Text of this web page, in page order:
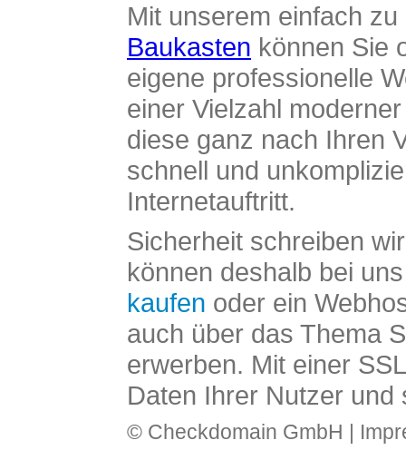
Mit unserem einfach
Baukasten können Sie
eigene professionelle
einer Vielzahl
diese ganz nach Ihren
schnell und
Internetauftritt.
Sicherheit schreiben
können deshalb bei
kaufen oder ein
auch über das Thema
erwerben. Mit einer
Daten Ihrer Nutzer und
© Checkdomain GmbH |